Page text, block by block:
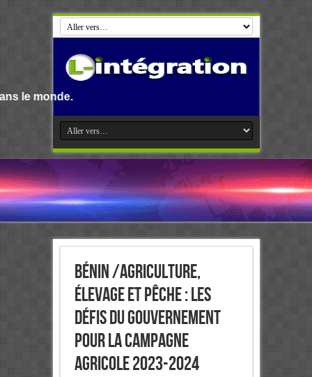
Bénin /Agriculture,
élevage et pêche : Les
défis du gouvernement
pour la campagne
agricole 2023-2024